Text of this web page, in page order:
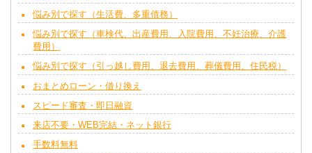
悩み別で探す（生活費、多重債務）
悩み別で探す（車検代、出産費用、入院費用、不妊治療、介護
費用）
悩み別で探す（引っ越し費用、退去費用、葬儀費用、住民税）
おまとめローン・借り換え
スピード審査・即日融資
来店不要・WEB完結・ネット銀行
手数料無料